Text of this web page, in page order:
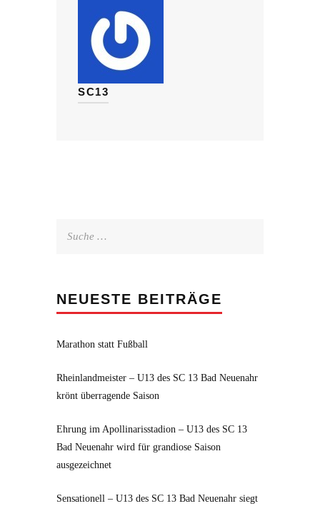
SC13
NEUESTE BEITRÄGE
Marathon statt Fußball
Rheinlandmeister – U13 des SC 13 Bad Neuenahr
krönt überragende Saison
Ehrung im Apollinarisstadion – U13 des SC 13
Bad Neuenahr wird für grandiose Saison
ausgezeichnet
Sensationell – U13 des SC 13 Bad Neuenahr siegt